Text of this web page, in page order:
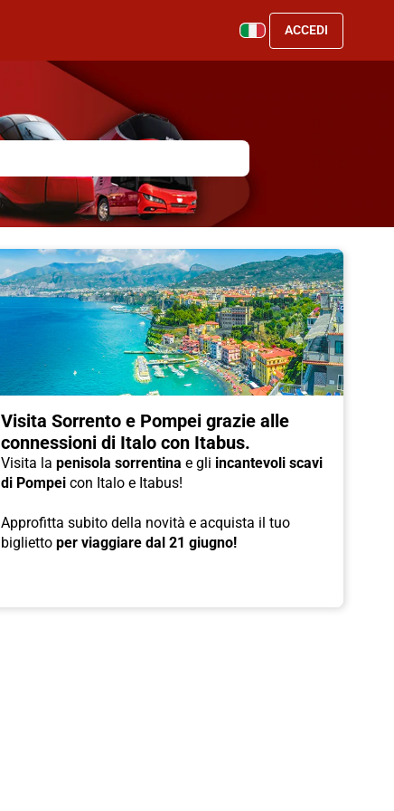
ACCEDI
Visita Sorrento e Pompei grazie alle
connessioni di Italo con Itabus.
Visita lapenisola sorrentina e gli incantevoli scavi
di Pompei con Italo e Itabus!
Approfitta subito della novità e acquista il tuo
bigliettoper viaggiare dal 21 giugno!